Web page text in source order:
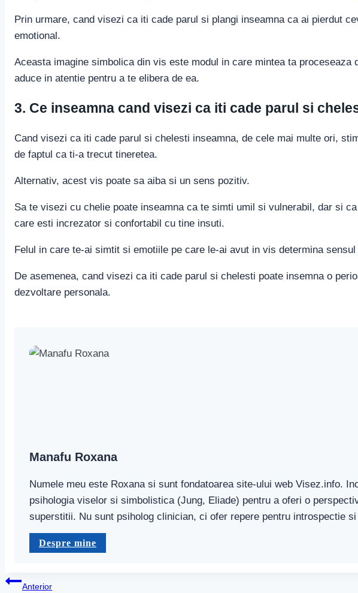
Prin urmare, cand visezi ca iti cade parul si plangi inseamna ca ai pierdut
emotional.
Aceasta imagine simbolica din vis este modul in care mintea ta proceseaza
aduce in atentie pentru a te elibera de ea.
3. Ce inseamna cand visezi ca iti cade parul si
Cand visezi ca iti cade parul si chelesti inseamna, de cele mai multe ori,
de faptul ca ti-a trecut tineretea.
Alternativ, acest vis poate sa aiba si un sens pozitiv.
Sa te visezi cu chelie poate inseamna ca te simti umil si vulnerabil, dar si
care esti increzator si confortabil cu tine insuti.
Felul in care te-ai simtit si emotiile pe care le-ai avut in vis determina
De asemenea, cand visezi ca iti cade parul si chelesti poate insemna o
dezvoltare personala.
Manafu Roxana
Numele meu este Roxana si sunt fondatoarea site-ului web Visez.info.
psihologia viselor si simbolistica (Jung, Eliade) pentru a oferi o
superstitii. Nu sunt psiholog clinician, ci ofer repere pentru introspectie
Despre mine
Navigare
Anterior